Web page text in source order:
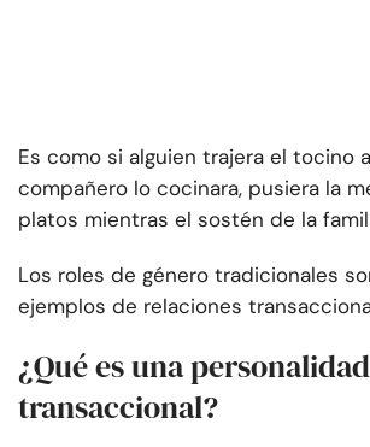
Es como si alguien trajera el tocino
compañero lo cocinara, pusiera la
platos mientras el sostén de la
Los roles de género tradicionales
ejemplos de relaciones
¿Qué es una personalidad
transaccional?